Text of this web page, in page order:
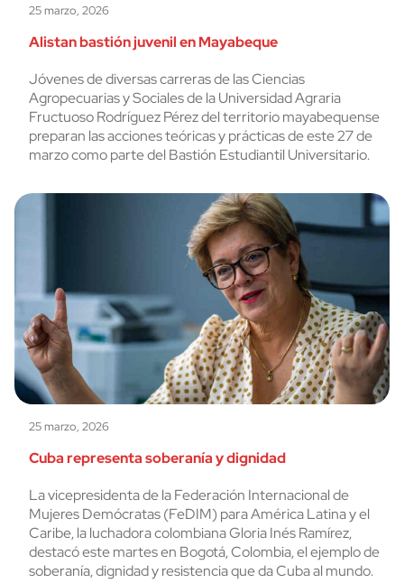
25 marzo, 2026
Alistan bastión juvenil en Mayabeque
Jóvenes de diversas carreras de las Ciencias
Agropecuarias y Sociales de la Universidad Agraria
Fructuoso Rodríguez Pérez del territorio mayabequense
preparan las acciones teóricas y prácticas de este 27 de
marzo como parte del Bastión Estudiantil Universitario.
25 marzo, 2026
Cuba representa soberanía y dignidad
La vicepresidenta de la Federación Internacional de
Mujeres Demócratas (FeDIM) para América Latina y el
Caribe, la luchadora colombiana Gloria Inés Ramírez,
destacó este martes en Bogotá, Colombia, el ejemplo de
soberanía, dignidad y resistencia que da Cuba al mundo.